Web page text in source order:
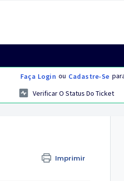
Faça Login ou Cadastre-Se
Verificar O Status Do Ticket
Imprimir